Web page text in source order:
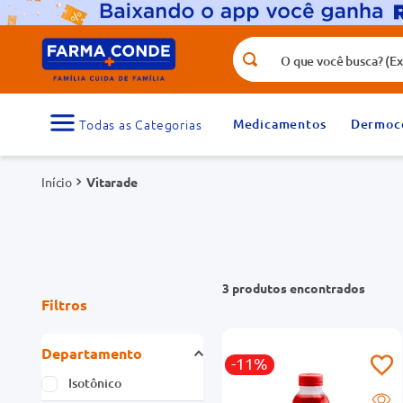
O que você busca? (Ex.: vitamina,
Medicamentos
Vitarade
Filtros
Departamento
Isotônico
3 produtos
-11%
Termos mais buscados
1
medicamento